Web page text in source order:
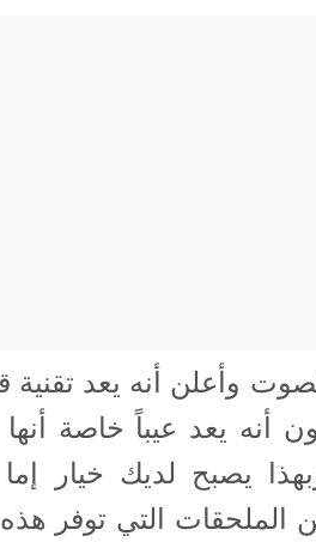
وأعلن أنه يعد تقنية
أنه يعد عيباً خاصة
يصبح لديك خيار
الملحقات التي توفر